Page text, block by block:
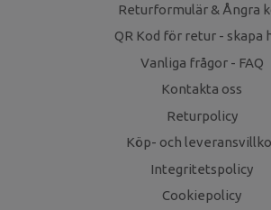
Returformulär & Ångra
QR Kod för retur - skapa
Vanliga frågor - FAQ
Kontakta oss
Returpolicy
Köp- och
Integritetspolicy
Cookiepolicy